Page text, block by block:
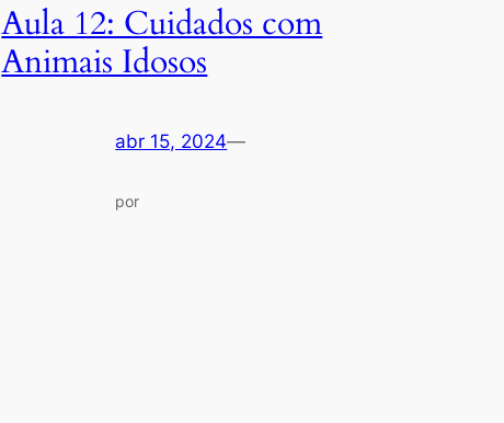
Aula 12: Cuidados com
Animais Idosos
abr 15, 2024—
por